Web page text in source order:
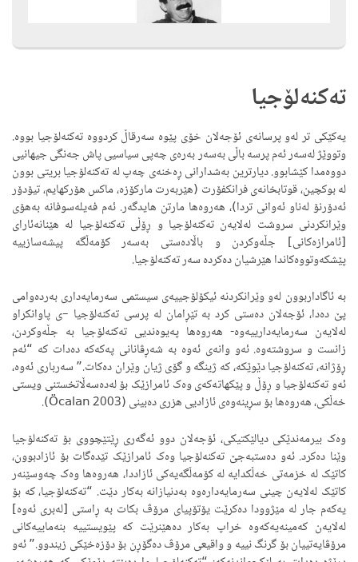
تەکنەلۆجیا
یەکێکی تر لەو پرسانەی ئۆجەلان خۆی پێوە سەرقاڵ کردووە تەکنەلۆجیا بووە.
وتووێژ لەسەر ئەم پرسە باڵی بەسەر بەرەی چەپی سیاسیی پاش جەنگی جیهانیی
دووەمدا کێشابوو. دیارترین بەشدارانی ڕەخنەی چەپ لە تەکنەلۆجیا بریتی بوون
لە بوکچین، قوتابخانەی فرانکفۆرت (هێربەرت مارکۆزە، ماکس هۆرکهایم، تیۆدۆر
ئەدۆرنۆ لەناو ئەوانی تردا)، هەروەها مارتن هایدگەر. ئەم فەیلەسوفانە بەهۆی
وێرانکردنی سروشت لەلایەن تەکنەلۆجیا و ڕۆڵی تەکنەلۆجیا لە هێنانەئارای
[ئامرازەکانی] جڵەوکردن و باڵادەستی بەسەر کۆمەڵگە پیشەسازییە
پێشکەوتووەکاندا هێرشیان دەکردە سەر تەکنەلۆجیا.
بە ئاگاداربوون لەو وێرانکردنە ئیکۆلۆجییەی سیستمی سەرمایەداری بەردەوامی
پێ دەدا، ئۆجەلان دەستی کرد بە تێڕامان لە پرسی تەکنەلۆجیا –ی پاوانکراو
لەلایەن سەرمایەدارییەوە- هەروەها پەیوەندیی تەکنەلۆجیا بە جڵەوکردن،
زانست و سروشتەوە. ئەو وانەی ئەوە بە شەڕڤانانی پەکەکە دەدات کە “ئەم
ڕۆژانە، تەکنەلۆجیا دێوێکە، کە ژینگە و گۆی ژیان وێران دەکات.” سەرباری ئەوە،
ئەو تەکنەلۆجیا و ڕۆڵ و پێکهاتەکەی وەک ئامرازێک بۆ لەدەسەڵاتخستنی ویستی
خەڵکی، هەروەها بۆ سڕینەوەی ئازادیی هزری دەبینی (Öcalan 2003).
وەک بیرمەندێکی دیالێکتیکی، ئۆجەلان دوو ئەگەری ڕێتێچووی بۆ تەکنەلۆجیا
وێنا دەکرد. ئەو دەستبەجێ تەکنەلۆجیا وەک ئامرازێک تێدەگات بۆ ئازادبوون،
کاتێک لە خزمەتی خەڵکدایە لە کۆمەڵگەیەکی ئازاددا، هەروەها وەک چەوسێنەر
کاتێک لەلایەن چینی سەرمایەدارەوە بەدنیازانە بەکار دێت. “تەکنەلۆجیا، کە بۆ
یەکەم جار لە مێژوودا دەکرێت یۆتۆپیای مرۆڤ بکات بە ڕاستی [لەبری ئەوە]
لەلایەن کەمینەیەکەوە خراپ بەکار دەهێنرێت کە پێویستییە بنەماییەکانی
مرۆڤایەتییان بۆ گرنگ نییە و واقیعی مرۆڤ دەگۆڕن بۆ دۆزەخێکی زیندوو.” ئەو